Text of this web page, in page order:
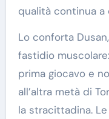
qualità continua a
Lo conforta
fastidio
prima giocavo e
all’altra metà di
la stracittadina.